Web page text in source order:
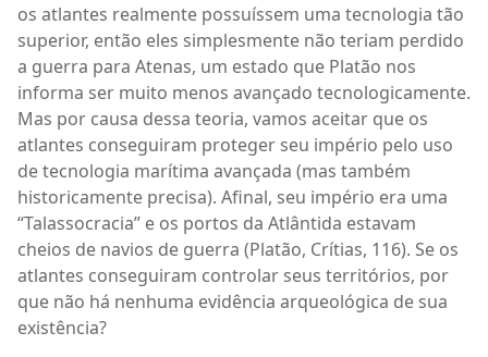
os atlantes realmente possuíssem uma tecnologia tão
superior, então eles simplesmente não teriam perdido
a guerra para Atenas, um estado que Platão nos
informa ser muito menos avançado tecnologicamente.
Mas por causa dessa teoria, vamos aceitar que os
atlantes conseguiram proteger seu império pelo uso
de tecnologia marítima avançada (mas também
historicamente precisa). Afinal, seu império era uma
“Talassocracia” e os portos da Atlântida estavam
cheios de navios de guerra (Platão, Crítias, 116). Se os
atlantes conseguiram controlar seus territórios, por
que não há nenhuma evidência arqueológica de sua
existência?